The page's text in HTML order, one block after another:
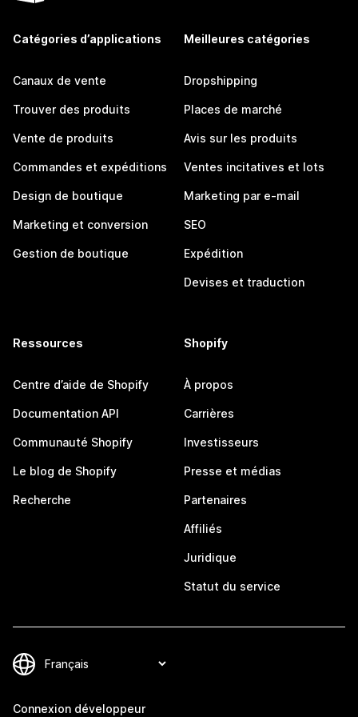
Catégories d’applications
Canaux de vente
Trouver des produits
Vente de produits
Commandes et expéditions
Design de boutique
Marketing et conversion
Gestion de boutique
Meilleures catégories
Dropshipping
Places de marché
Avis sur les produits
Ventes incitatives et lots
Marketing par e-mail
SEO
Expédition
Devises et traduction
Ressources
Centre d’aide de Shopify
Documentation API
Communauté Shopify
Le blog de Shopify
Recherche
Shopify
À propos
Carrières
Investisseurs
Presse et médias
Partenaires
Affiliés
Juridique
Statut du service
Connexion développeur